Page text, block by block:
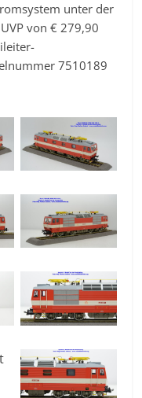
unter der
von € 279,90
7510189